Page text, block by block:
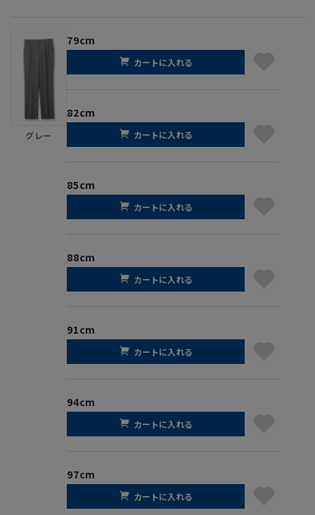
グレー
79cm
カートに入れる
82cm
カートに入れる
85cm
カートに入れる
88cm
カートに入れる
91cm
カートに入れる
94cm
カートに入れる
97cm
カートに入れる